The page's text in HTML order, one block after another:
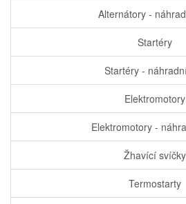
Alternátory -
Startéry
Startéry -
Elektromotory
Elektromotory -
Žhavící svíčky
Termostarty